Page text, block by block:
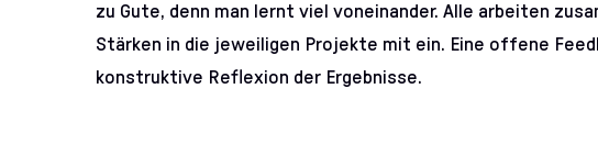
zu Gute, denn man lernt viel voneinander. Alle arbeiten
Stärken in die jeweiligen Projekte mit ein. Eine offene
konstruktive Reflexion der Ergebnisse.